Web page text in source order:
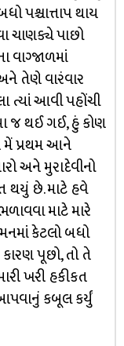
પશ્ચાત્તાપ થાય
ચાણક્યે પાછો
વાગ્જાળમાં
તેણે વારંવાર
ત્યાં આવી પહોંચી
જ થઈ ગઈ, હું કોણ
મેં પ્રથમ આને
અને મુરાદેવીનો
થયું છે. માટે હવે
માટે મારે
કેટલો બધો
પૂછો, તો તે
ખરી હકીકત
કબૂલ કર્યું